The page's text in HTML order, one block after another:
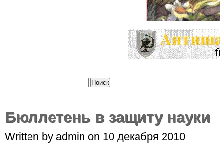
Бюллетень в защиту науки
Written by admin on 10 декабря 2010